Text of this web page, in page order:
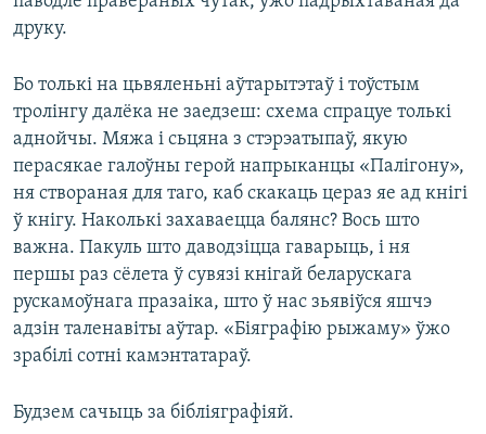
друку.
Бо толькі на цьвяленьні аўтарытэтаў і тоўстым
тролінгу далёка не заедзеш: схема спрацуе толькі
аднойчы. Мяжа і сьцяна з стэрэатыпаў, якую
перасякае галоўны герой напрыканцы «Палігону»,
ня створаная для таго, каб скакаць цераз яе ад кнігі
ў кнігу. Наколькі захаваецца балянс? Вось што
важна. Пакуль што даводзіцца гаварыць, і ня
першы раз сёлета ў сувязі кнігай беларускага
рускамоўнага празаіка, што ў нас зьявіўся яшчэ
адзін таленавіты аўтар. «Біяграфію рыжаму» ўжо
зрабілі сотні камэнтатараў.
Будзем сачыць за бібліяграфіяй.